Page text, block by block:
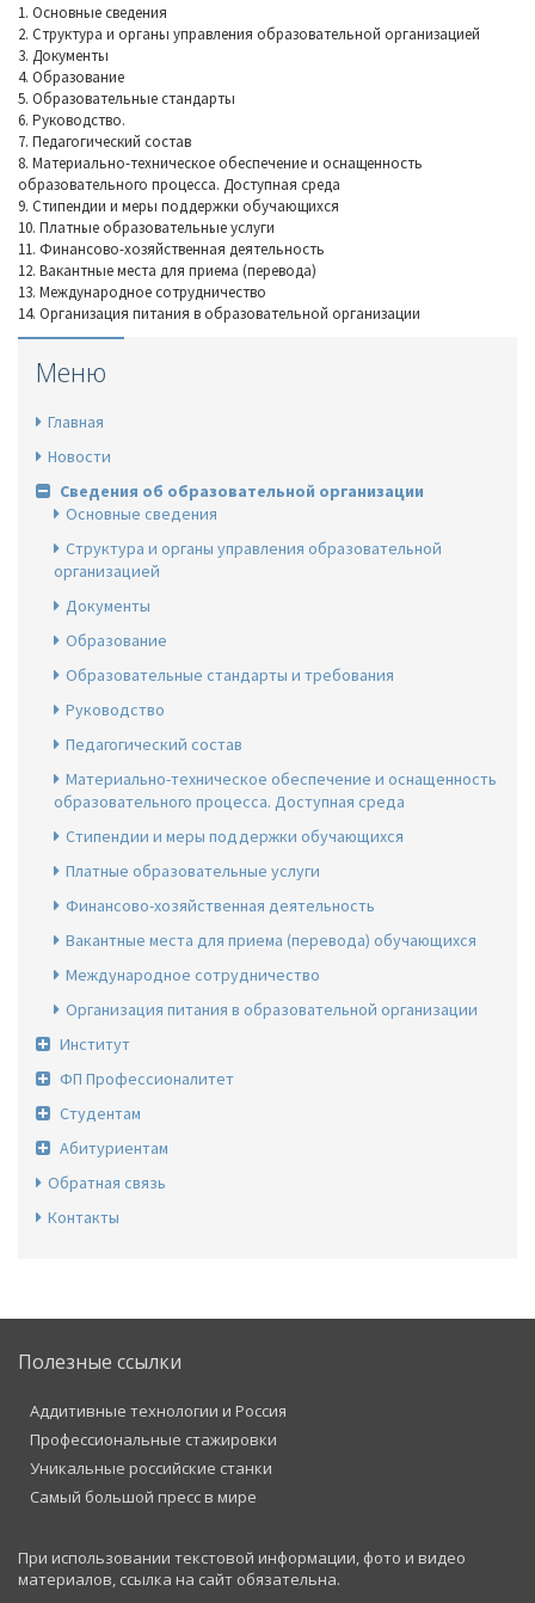
1. Основные сведения
2. Структура и органы управления образовательной организацией
3. Документы
4. Образование
5. Образовательные стандарты
6. Руководство.
7. Педагогический состав
8. Материально-техническое обеспечение и оснащенность
образовательного процесса. Доступная среда
9. Стипендии и меры поддержки обучающихся
10. Платные образовательные услуги
11. Финансово-хозяйственная деятельность
12. Вакантные места для приема (перевода)
13. Международное сотрудничество
14. Организация питания в образовательной организации
Меню
Главная
Новости
Сведения об образовательной организации
Основные сведения
Структура и органы управления образовательной
организацией
Документы
Образование
Образовательные стандарты и требования
Руководство
Педагогический состав
Материально-техническое обеспечение и оснащенность
образовательного процесса. Доступная среда
Стипендии и меры поддержки обучающихся
Платные образовательные услуги
Финансово-хозяйственная деятельность
Вакантные места для приема (перевода) обучающихся
Международное сотрудничество
Организация питания в образовательной организации
Институт
ФП Профессионалитет
Студентам
Абитуриентам
Обратная связь
Контакты
Полезные ссылки
Аддитивные технологии и Россия
Профессиональные стажировки
Уникальные российские станки
Самый большой пресс в мире
При использовании текстовой информации, фото и видео
материалов, ссылка на сайт обязательна.